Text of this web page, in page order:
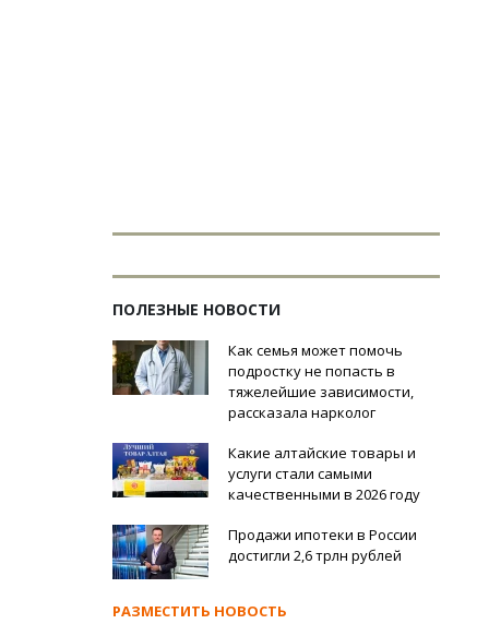
ПОЛЕЗНЫЕ НОВОСТИ
Как семья может помочь
подростку не попасть в
тяжелейшие зависимости,
рассказала нарколог
Какие алтайские товары и
услуги стали самыми
качественными в 2026 году
Продажи ипотеки в России
достигли 2,6 трлн рублей
РАЗМЕСТИТЬ НОВОСТЬ